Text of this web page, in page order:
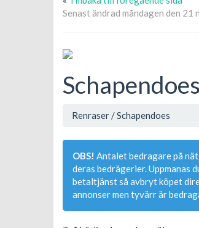
Senast ändrad måndagen den
Renraser / Schapendoes
OBS! Antalet bedragare på
deras bedrägerier. Uppmanas
betaltjänst så avbryt köpet
annonser men tyvärr är